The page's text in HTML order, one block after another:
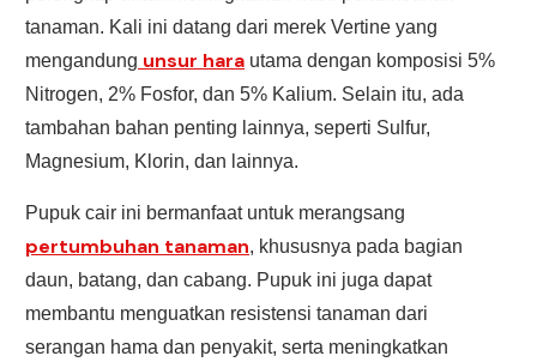
tanaman. Kali ini datang dari merek Vertine yang
mengandung unsur hara utama dengan komposisi 5%
Nitrogen, 2% Fosfor, dan 5% Kalium. Selain itu, ada
tambahan bahan penting lainnya, seperti Sulfur,
Magnesium, Klorin, dan lainnya.
Pupuk cair ini bermanfaat untuk merangsang
pertumbuhan tanaman, khususnya pada bagian
daun, batang, dan cabang. Pupuk ini juga dapat
membantu menguatkan resistensi tanaman dari
serangan hama dan penyakit, serta meningkatkan